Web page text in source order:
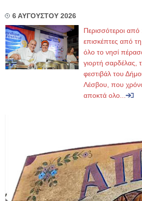
6 ΑΥΓΟΥΣΤΟΥ 2026
Περισσότεροι
επισκέπτες από
όλο το νησί
γιορτή σαρδέλας,
φεστιβάλ του
Λέσβου, που
αποκτά ολο...